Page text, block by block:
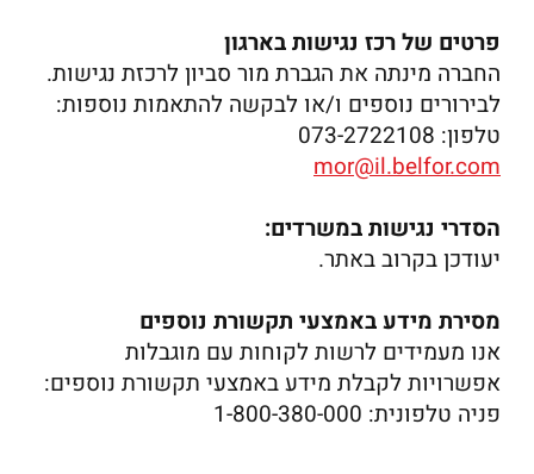
פרטים של רכז נגישות בארגון
החברה מינתה את הגברת מור סביון לרכזת נגישות.
לבירורים נוספים ו/או לבקשה להתאמות נוספות:
טלפון: 073-2722108
mor@il.belfor.com
הסדרי נגישות במשרדים:
יעודכן בקרוב באתר.
מסירת מידע באמצעי תקשורת נוספים
אנו מעמידים לרשות לקוחות עם מוגבלות
אפשרויות לקבלת מידע באמצעי תקשורת נוספים:
פניה טלפונית: 1-800-380-000